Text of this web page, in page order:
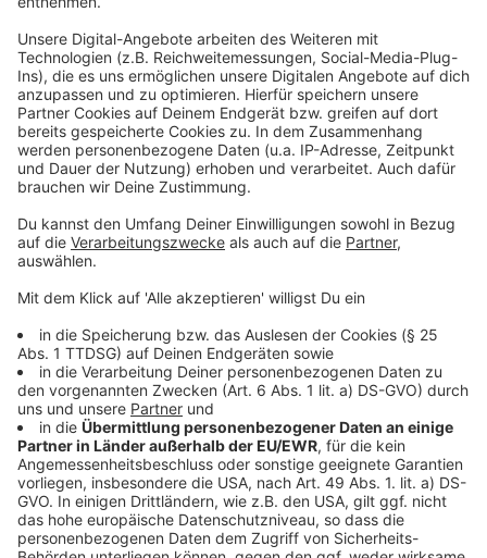
Management Platform
Anzeige
© Copyright: Fox
Bill Clinton löst bei Monica Lewinsky schnell mehr als
Anzeige
©Copyright: Fox
Wie nah kamen sich Lewinsky und Clinton wirklich?
Anzeige